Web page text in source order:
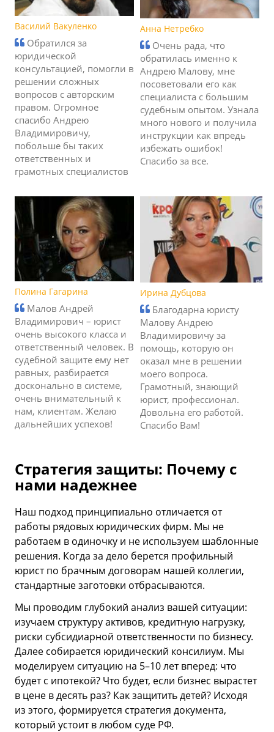
Василий Вакуленко
Обратился за
юридической
консультацией, помогли в
решении сложных
вопросов с авторским
правом. Огромное
спасибо Андрею
Владимировичу,
побольше бы таких
ответственных и
грамотных специалистов
Анна Нетребко
Очень рада, что
обратилась именно к
Андрею Малову, мне
посоветовали его как
специалиста с большим
судебным опытом. Узнала
много нового и получила
инструкции как впредь
избежать ошибок!
Спасибо за все.
Полина Гагарина
Малов Андрей
Владимирович – юрист
очень высокого класса и
ответственный человек. В
судебной защите ему нет
равных, разбирается
досконально в системе,
очень внимательный к
нам, клиентам. Желаю
дальнейших успехов!
Ирина Дубцова
Благодарна юристу
Малову Андрею
Владимировичу за
помощь, которую он
оказал мне в решении
моего вопроса.
Грамотный, знающий
юрист, профессионал.
Довольна его работой.
Спасибо Вам!
Стратегия защиты: Почему с
нами надежнее
Наш подход принципиально отличается от
работы рядовых юридических фирм. Мы не
работаем в одиночку и не используем шаблонные
решения. Когда за дело берется профильный
юрист по брачным договорам нашей коллегии,
стандартные заготовки отбрасываются.
Мы проводим глубокий анализ вашей ситуации:
изучаем структуру активов, кредитную нагрузку,
риски субсидиарной ответственности по бизнесу.
Далее собирается юридический консилиум. Мы
моделируем ситуацию на 5–10 лет вперед: что
будет с ипотекой? Что будет, если бизнес вырастет
в цене в десять раз? Как защитить детей? Исходя
из этого, формируется стратегия документа,
который устоит в любом суде РФ.